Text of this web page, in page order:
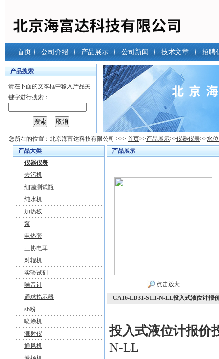
首页 公司介绍 产品展示 公司新闻 技术文章 招聘
产品搜索
请在下面的文本框中输入产品关
键字进行搜索：
您所在的位置： 北京海富达科技有限公司 >>> 首页>>产品展示>>仪器仪表>>水
产品大类
仪器仪表
去污机
细菌测试瓶
纯水机
加热板
泵
电热套
三协电耳
对辊机
实验试剂
噪音计
通球指示器
sb粉
喷涂机
溅射仪
通风机
产品展示
点击放大
CA16-LD31-S111-N-LL投入式液位计报
投入式液位计报价
N-LL